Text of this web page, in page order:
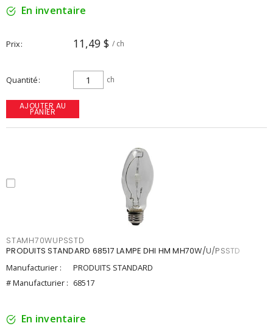
En inventaire
Prix 11,49 $ / ch
Quantité ch
AJOUTER AU
PANIER
STAMH70WUPSSTD
PRODUITS STANDARD 68517 LAMPE DHI HM MH70W/U/PSSTD
Manufacturier :
PRODUITS STANDARD
# Manufacturier : 68517
En inventaire